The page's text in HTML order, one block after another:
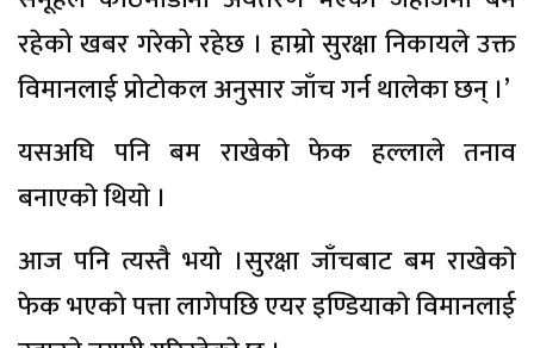
रहेको खबर गरेको रहेछ । हाम्रो सुरक्षा निकायले उक्त
विमानलाई प्रोटोकल अनुसार जाँच गर्न थालेका छन् ।’
यसअघि पनि बम राखेकाे फेक हल्लाले तनाव
बनाएकाे थियाे ।
आज पनि त्यस्तै भयाे ।सुरक्षा जाँचबाट बम राखेकाे
फेक भएकाे पत्ता लागेपछि एयर इण्डियाकाे विमानलाई